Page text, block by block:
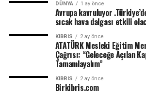
DÜNYA 1 ay önce
Avrupa kavruluyor
sıcak hava dalgası etkili
KIBRIS 2 ay önce
ATATÜRK Mesleki Eğitim
Çağrısı: “Geleceğe Açılan
Tamamlayalım”
KIBRIS 2 ay önce
Birkibris.com